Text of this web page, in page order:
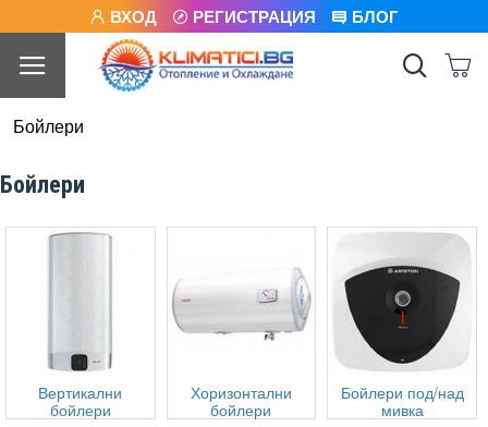
ВХОД РЕГИСТРАЦИЯ БЛОГ
Бойлери
Бойлери
Вертикални
бойлери
Хоризонтални
бойлери
Бойлери под/над
мивка